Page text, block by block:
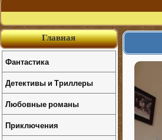
Главная
Фантастика
Детективы и Триллеры
Любовные романы
Приключения